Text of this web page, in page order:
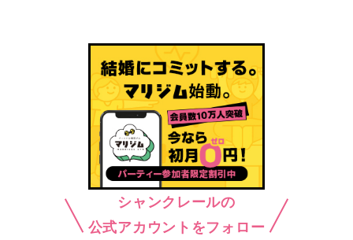
シャンクレールの
公式アカウントをフォロー